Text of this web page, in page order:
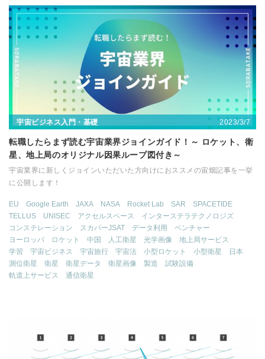
宇宙ビジネス入門・基礎 2023/3/7
転職したらまず読む宇宙業界ジョインガイド！～ ロケット、衛
星、地上局のオリジナル因果ループ図付き～
宇宙業界に新しくジョインいただいた方向けにおススメの宙畑記事を一挙
に公開します！
EU Google Earth JAXA NASA Rocket Lab SAR
SPACETIDE
TELLUS
UNISEC アクセルスペース
インターステラテクノロジズ
コンステレーション
スカパーJSAT データ利用
ベンチャー
ヨーロッパ
ロケット 中国 人工衛星 光学画像
地上局サービス
学習
宇宙ビジネス 宇宙旅行 宇宙法 小型ロケット 小型衛星
日本
測位衛星
衛星 衛星データ 衛星画像 製造
試験設備
軌道上サービス
通信衛星